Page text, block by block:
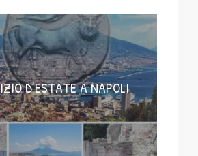
D’ESTATE A NAPOLI